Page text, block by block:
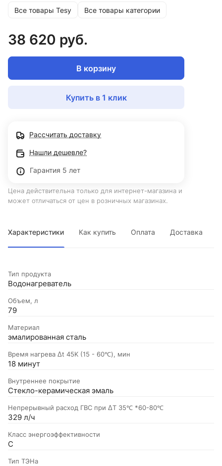
Все товары Tesy Все товары категории
38 620 руб.
В корзину
Купить в 1 клик
Рассчитать доставку
Нашли дешевле?
Гарантия 5 лет
Цена действительна только для интернет-магазина и
может отличаться от цен в розничных магазинах.
Характеристики Как купить Оплата Доставка
Тип продукта
Водонагреватель
Объем, л
79
Материал
эмалированная сталь
Время нагрева Δt 45K (15 - 60℃), мин
18 минут
Внутреннее покрытие
Стекло-керамическая эмаль
Непрерывный расход ГВС при ΔT 35℃ *60-80℃
329 л/ч
Класс энергоэффективности
С
Тип ТЭНа